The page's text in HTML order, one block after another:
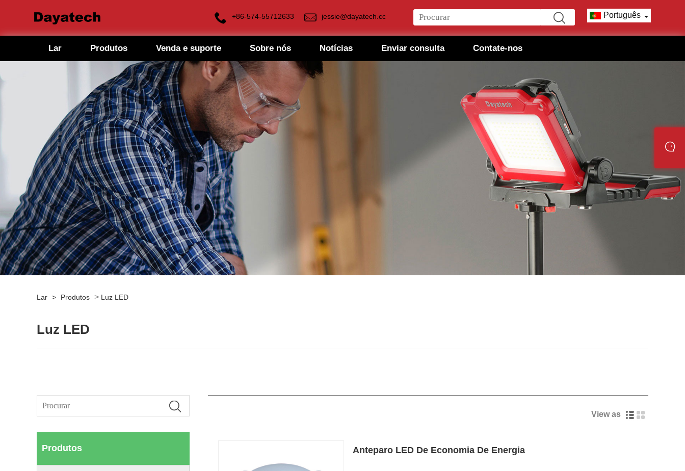
+86-574-55712633 jessie@dayatech.cc Português
Lar Produtos Venda e suporte Sobre nós Notícias Enviar consulta Contate-nos
Lar > Produtos > Luz LED
Luz LED
Produtos
View as
Anteparo LED De Economia De Energia